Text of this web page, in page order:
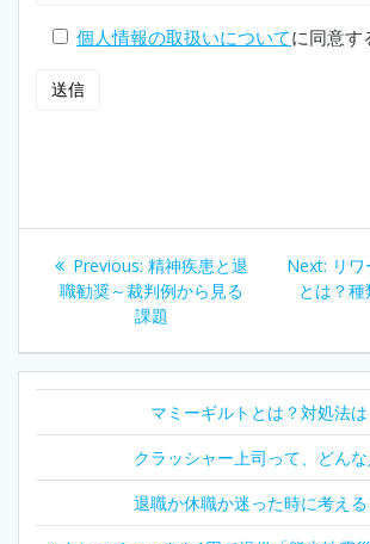
個人情報の取扱いについてに同意す
ナ
ビ
ゲ
Previous: Previous
post:
精神疾患と退
職勧奨～裁判例から見る
課題
Next: Next
post:
リ
とは？
マミーギルトとは？対処法は
クラッシャー上司って、どんな
退職か休職か迷った時に考える